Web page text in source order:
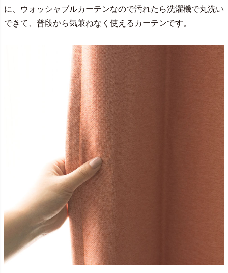
に、ウォッシャブルカーテンなので汚れたら洗濯機で丸洗い
できて、普段から気兼ねなく使えるカーテンです。